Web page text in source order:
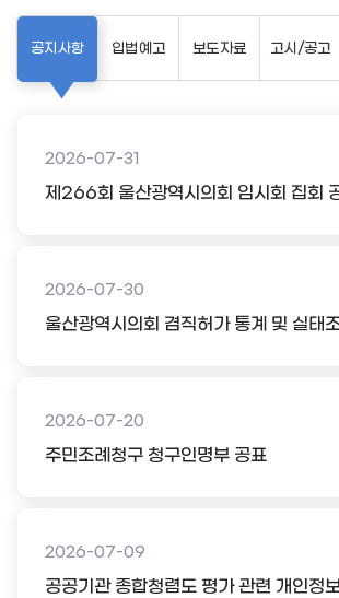
공지사항
2026-07-31
제266회 울산광역시의회 임시회 집회
2026-07-30
울산광역시의회 겸직허가 통계 및 실태
2026-07-20
주민조례청구 청구인명부 공표
2026-07-09
공공기관 종합청렴도 평가 관련 개인정
입법예고 보도자료 고시/공고